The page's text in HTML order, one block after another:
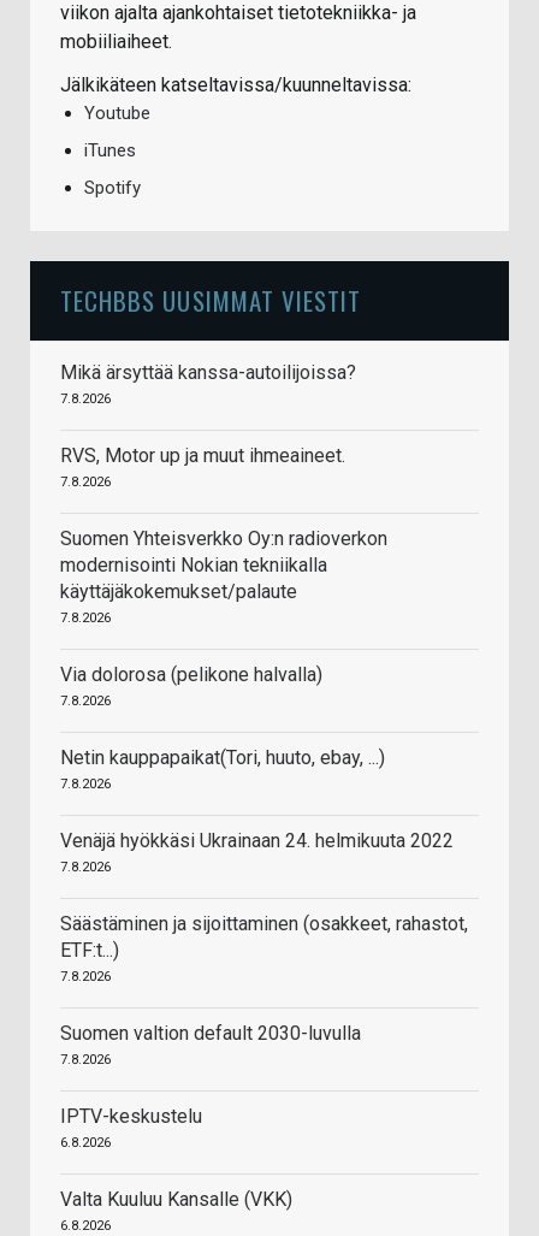
viikon ajalta ajankohtaiset tietotekniikka- ja
mobiiliaiheet.
Jälkikäteen katseltavissa/kuunneltavissa:
Youtube
iTunes
Spotify
TECHBBS UUSIMMAT VIESTIT
Mikä ärsyttää kanssa-autoilijoissa?
7.8.2026
RVS, Motor up ja muut ihmeaineet.
7.8.2026
Suomen Yhteisverkko Oy:n radioverkon
modernisointi Nokian tekniikalla
käyttäjäkokemukset/palaute
7.8.2026
Via dolorosa (pelikone halvalla)
7.8.2026
Netin kauppapaikat(Tori, huuto, ebay, ...)
7.8.2026
Venäjä hyökkäsi Ukrainaan 24. helmikuuta 2022
7.8.2026
Säästäminen ja sijoittaminen (osakkeet, rahastot,
ETF:t...)
7.8.2026
Suomen valtion default 2030-luvulla
7.8.2026
IPTV-keskustelu
6.8.2026
Valta Kuuluu Kansalle (VKK)
6.8.2026